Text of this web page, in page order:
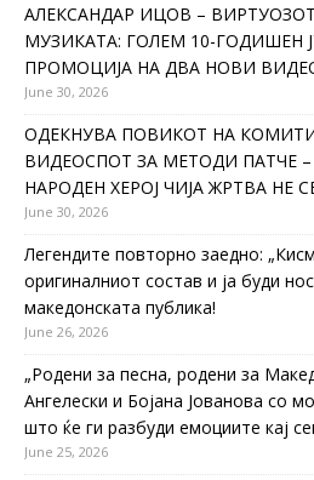
АЛЕКСАНДАР ИЦОВ –
МУЗИКАТА: ГОЛЕМ 10-ГОДИШЕН
ПРОМОЦИЈА НА ДВА НОВИ
June 30, 2026
ОДЕКНУВА ПОВИКОТ НА
ВИДЕОСПОТ ЗА МЕТОДИ ПАТЧЕ
НАРОДЕН ХЕРОЈ ЧИЈА ЖРТВА НЕ
June 30, 2026
Легендите повторно заедно:
оригиналниот состав и ја буди
македонската публика!
June 26, 2026
„Родени за песна, родени за
Ангелески и Бојана Јованова со
што ќе ги разбуди емоциите кај
June 25, 2026